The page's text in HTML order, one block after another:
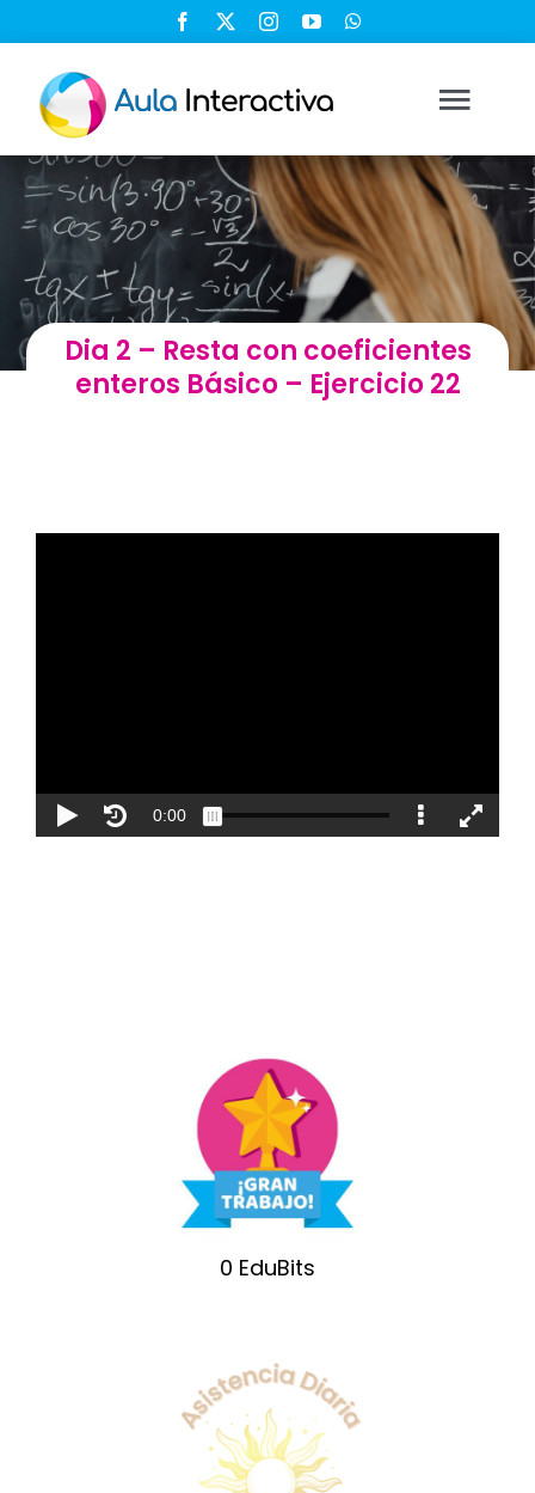
contenido
Ingresar
Registrarse
Nosotros
Dia 2 – Resta con coeficientes
enteros Básico – Ejercicio 22
0 EduBits